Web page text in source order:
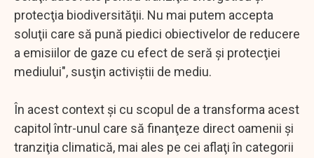
protecţia biodiversităţii. Nu mai putem accepta
soluţii care să pună piedici obiectivelor de reducere
a emisiilor de gaze cu efect de seră şi protecţiei
mediului", susţin activiştii de mediu.
În acest context şi cu scopul de a transforma acest
capitol într-unul care să finanţeze direct oamenii şi
tranziţia climatică, mai ales pe cei aflaţi în categorii